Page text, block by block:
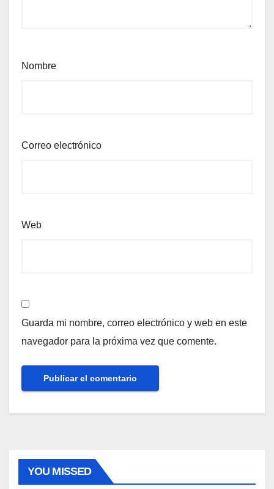
Nombre
Correo electrónico
Web
Guarda mi nombre, correo electrónico y web en este
navegador para la próxima vez que comente.
YOU MISSED